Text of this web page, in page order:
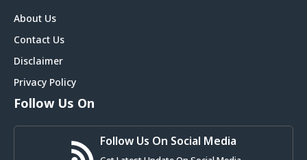
About Us
Contact Us
Disclaimer
Privacy Policy
Follow Us On
Follow Us On Social Media